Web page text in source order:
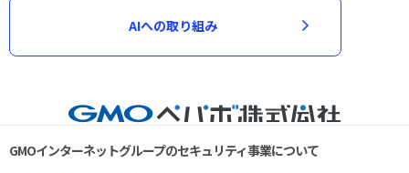
AIへの取り組み
GMOインターネットグループのセキュリティ事業について